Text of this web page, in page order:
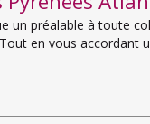
un préalable à toute
en vous accordant